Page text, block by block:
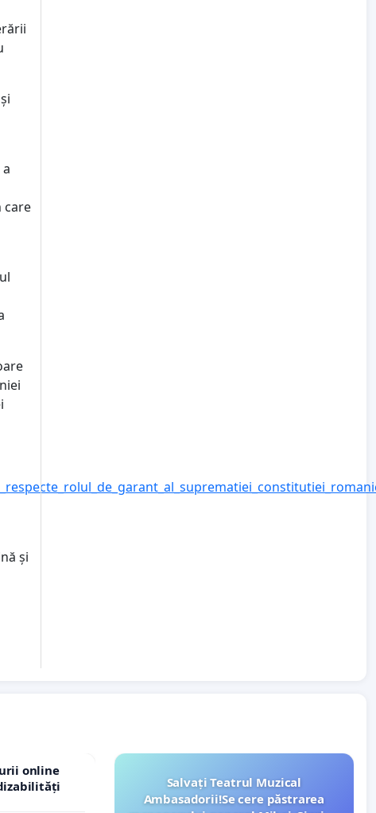
care
și
online
Salvați Teatrul Muzical
Ambasadorii!Se cere păstrarea